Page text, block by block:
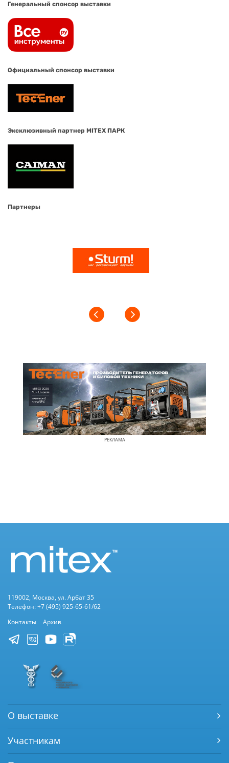
Генеральный спонсор выставки
Официальный спонсор выставки
Эксклюзивный партнер MITEX ПАРК
Партнеры
РЕКЛАМА
119002, Москва, ул. Арбат 35
Телефон: +7 (495) 925-65-61/62
Контакты
Архив
О выставке
Участникам